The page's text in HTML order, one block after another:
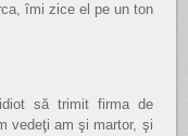
îmi zice el pe un ton
să trimit firma de
vedeţi am şi martor, şi